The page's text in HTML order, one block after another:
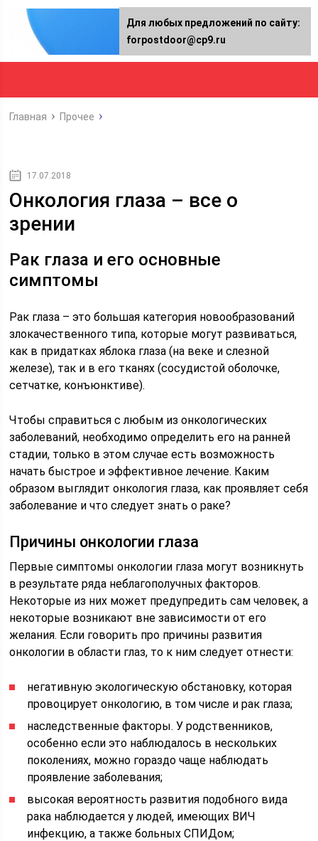
Главная Прочее
17.07.2018
Онкология глаза – все о
зрении
Рак глаза и его основные
симптомы
Рак глаза – это большая категория новообразований
злокачественного типа, которые могут развиваться,
как в придатках яблока глаза (на веке и слезной
железе), так и в его тканях (сосудистой оболочке,
сетчатке, конъюнктиве).
Чтобы справиться с любым из онкологических
заболеваний, необходимо определить его на ранней
стадии, только в этом случае есть возможность
начать быстрое и эффективное лечение. Каким
образом выглядит онкология глаза, как проявляет себя
заболевание и что следует знать о раке?
Причины онкологии глаза
Первые симптомы онкологии глаза могут возникнуть
в результате ряда неблагополучных факторов.
Некоторые из них может предупредить сам человек, а
некоторые возникают вне зависимости от его
желания. Если говорить про причины развития
онкологии в области глаз, то к ним следует отнести:
негативную экологическую обстановку, которая
провоцирует онкологию, в том числе и рак глаза;
наследственные факторы. У родственников,
особенно если это наблюдалось в нескольких
поколениях, можно гораздо чаще наблюдать
проявление заболевания;
высокая вероятность развития подобного вида
рака наблюдается у людей, имеющих ВИЧ
инфекцию, а также больных СПИДом;
Для любых предложений по сайту:
forpostdoor@cp9.ru